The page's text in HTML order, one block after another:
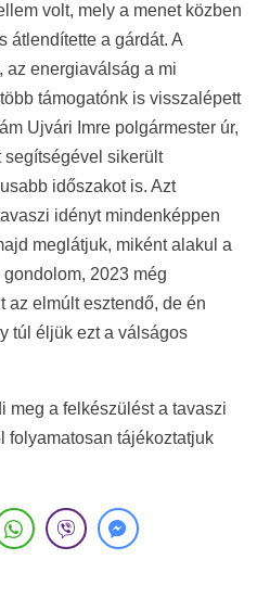
volt, mely a menet közben
átlendítette a gárdát. A
az energiaválság a mi
támogatónk is visszalépett
Ujvári Imre polgármester úr,
segítségével sikerült
időszakot is. Azt
idényt mindenképpen
meglátjuk, miként alakul a
2023 még
az elmúlt esztendő, de én
túl éljük ezt a válságos
meg a felkészülést a tavaszi
folyamatosan tájékoztatjuk